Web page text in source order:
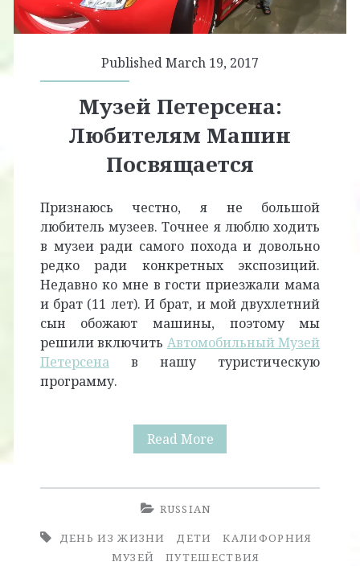
Published March 19, 2017
Музей Петерсена:
Любителям Машин
Посвящается
Признаюсь честно, я не большой
любитель музеев. Точнее я люблю ходить
в музеи ради самого похода и довольно
редко ради конкретных экспозиций.
Недавно ко мне в гости приезжали мама
и брат (11 лет). И брат, и мой двухлетний
сын обожают машины, поэтому мы
решили включить Автомобильный Музей
Петерсенав нашу туристическую
программу.
Read MoreМузей
Посвящается
RUSSIAN
ДЕНЬ ИЗ ЖИЗНИ
ДЕТИ
КАЛИФОРНИЯ
МУЗЕЙ
ПУТЕШЕСТВИЯ